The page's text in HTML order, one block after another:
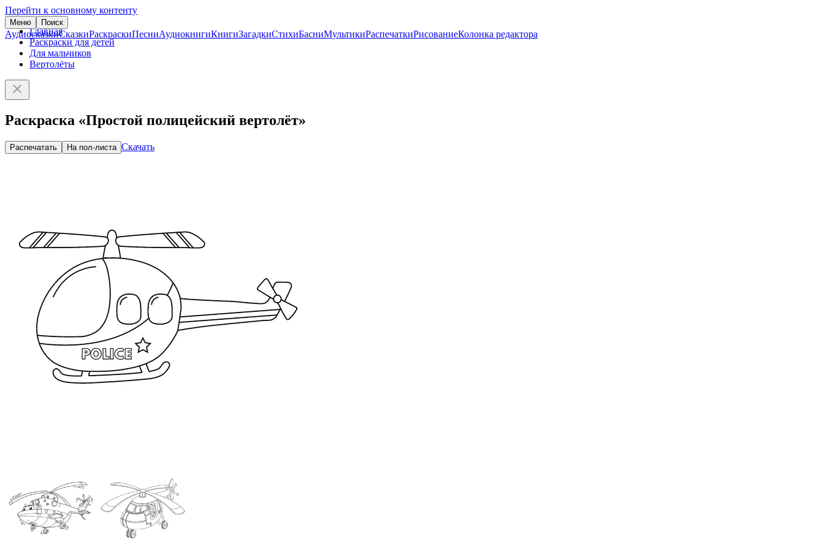
Перейти к основному контенту
Меню Поиск
АудиосказкиСказкиРаскраскиПесниАудиокнигиКнигиЗагадкиСтихиБасниМультикиРаспечаткиРисованиеКолонка редактора
Главная
Раскраски для детей
Для мальчиков
Вертолёты
Раскраска «Простой полицейский вертолёт»
Распечатать На пол-листа Скачать